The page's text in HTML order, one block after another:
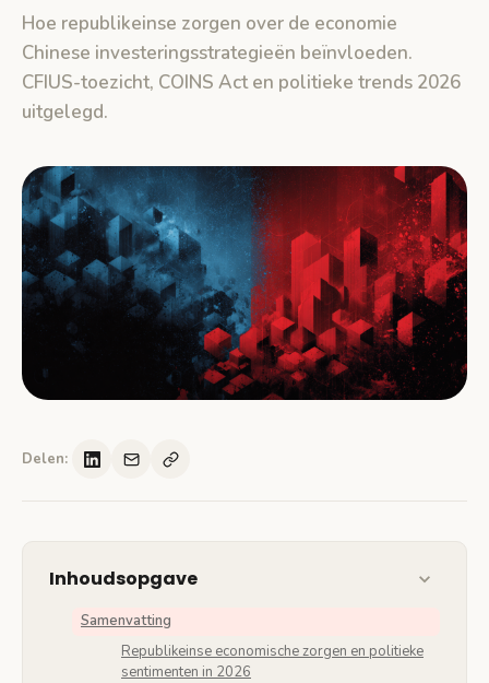
Hoe republikeinse zorgen over de economie
Chinese investeringsstrategieën beïnvloeden.
CFIUS-toezicht, COINS Act en politieke trends 2026
uitgelegd.
Delen:
Inhoudsopgave
Samenvatting
Republikeinse economische zorgen en politieke
sentimenten in 2026